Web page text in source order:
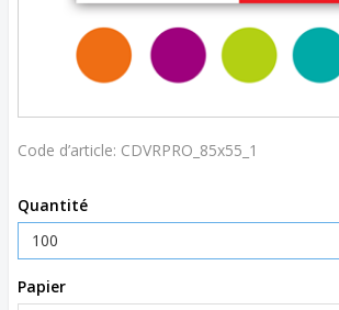
Code d’article: CDVRPRO_85x55_1
Quantité
Papier